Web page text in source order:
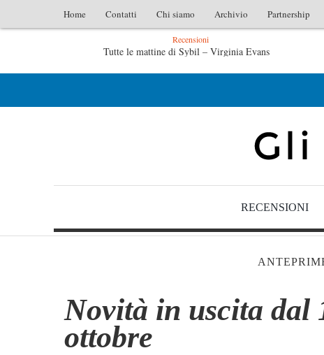
Home Contatti Chi siamo Archivio Partnership
Recensioni
L’idraulico non verrà – Fruttero & Lucentini
Le anime salve di Fabrizio De André – Jan Gaggetta
RECENSIONI
Novità in uscita dal
ottobre